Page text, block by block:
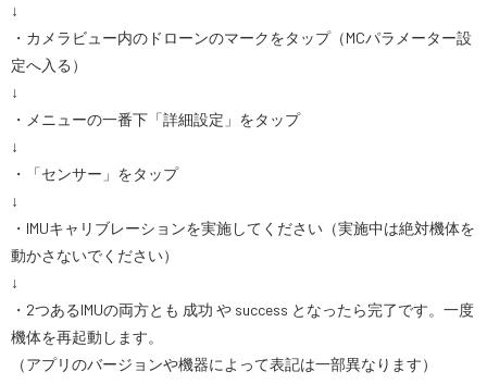
コーポレートサイト
↓
・カメラビュー内のドローンのマークをタップ（MCパラメーター設
定へ入る）
↓
・メニューの一番下「詳細設定」をタップ
↓
・「センサー」をタップ
↓
・IMUキャリブレーションを実施してください（実施中は絶対機体を
動かさないでください）
↓
・2つあるIMUの両方とも 成功 や success となったら完了です。一度
機体を再起動します。
（アプリのバージョンや機器によって表記は一部異なります）